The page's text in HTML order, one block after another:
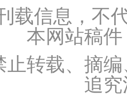
载信息，不
本网站稿
止转载、摘
追